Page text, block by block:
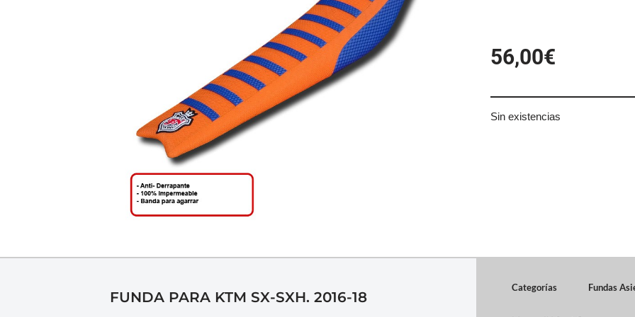
56,00€
Sin existencias
FUNDA PARA KTM SX-SXH. 2016-18
Categorías Fundas